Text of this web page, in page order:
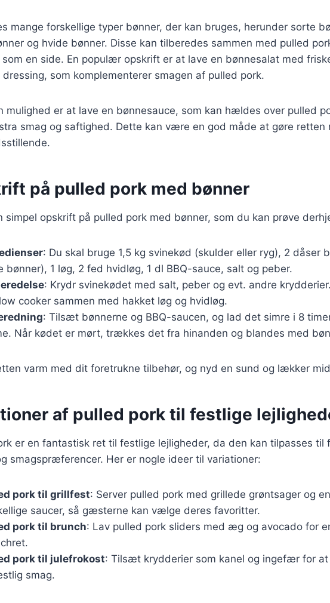
mange forskellige typer bønner, der kan bruges, herunder sorte
og hvide bønner. Disse kan tilberedes sammen med pulled
som en side. En populær opskrift er at lave en bønnesalat med
dressing, som komplementerer smagen af pulled pork.
mulighed er at lave en bønnesauce, som kan hældes over pulled
smag og saftighed. Dette kan være en god måde at gøre retten
på pulled pork med bønner
simpel opskrift på pulled pork med bønner, som du kan prøve
: Du skal bruge 1,5 kg svinekød (skulder eller ryg), 2 dåser
bønner), 1 løg, 2 fed hvidløg, 1 dl BBQ-sauce, salt og peber.
: Krydr svinekødet med salt, peber og evt. andre
cooker sammen med hakket løg og hvidløg.
: Tilsæt bønnerne og BBQ-saucen, og lad det simre i 8
Når kødet er mørt, trækkes det fra hinanden og blandes med
varm med dit foretrukne tilbehør, og nyd en sund og lækker
af pulled pork til festlige
er en fantastisk ret til festlige lejligheder, da den kan tilpasses til
smagspræferencer. Her er nogle ideer til variationer:
pork til grillfest: Server pulled pork med grillede grøntsager og
saucer, så gæsterne kan vælge deres favoritter.
pork til brunch: Lav pulled pork sliders med æg og avocado for
pork til julefrokost: Tilsæt krydderier som kanel og ingefær for at
smag.